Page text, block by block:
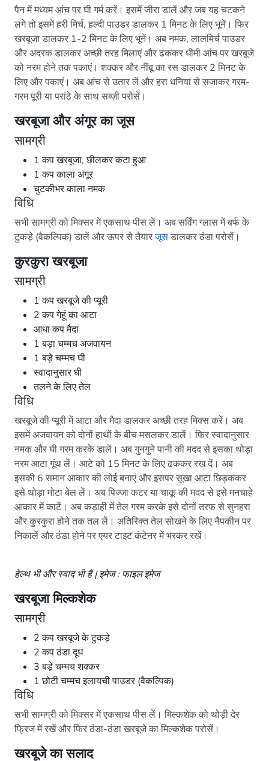
पैन में मध्यम आंच पर घी गर्म करें। इसमें जीरा डालें और जब यह चटकने
लगे तो इसमें हरी मिर्च, हल्दी पाउडर डालकर 1 मिनट के लिए भूनें। फिर
खरबूजा डालकर 1-2 मिनट के लिए भूनें। अब नमक, लालमिर्च पाउडर
और अदरक डालकर अच्छी तरह मिलाएं और ढककर धीमी आंच पर खरबूजे
को नरम होने तक पकाएं। शक्कर और नींबू का रस डालकर 2 मिनट के
लिए और पकाएं। अब आंच से उतार लें और हरा धनिया से सजाकर गरम-
गरम पूरी या परांठे के साथ सब्ज़ी परोसें।
खरबूजा और अंगूर का जूस
सामग्री
1 कप खरबूजा, छीलकर कटा हुआ
1 कप काला अंगूर
चुटकीभर काला नमक
विधि
सभी सामग्री को मिक्सर में एकसाथ पीस लें। अब सर्विंग ग्लास में बर्फ के
टुकड़े (वैकल्पिक) डालें और ऊपर से तैयारजूसडालकर ठंडा परोसें।
कुरकुरा खरबूजा
सामग्री
1 कप खरबूजे की प्यूरी
2 कप गेहूं का आटा
आधा कप मैदा
1 बड़ा चम्मच अजवायन
1 बड़े चम्मच घी
स्वादानुसार घी
तलने के लिए तेल
विधि
खरबूजे की प्यूरी में आटा और मैदा डालकर अच्छी तरह मिक्स करें। अब
इसमें अजवायन को दोनों हाथों के बीच मसलकर डालें। फिर स्वादानुसार
नमक और घी गरम करके डालें। अब गुनगुने पानी की मदद से इसका थोड़ा
नरम आटा गूंथ लें। आटे को 15 मिनट के लिए ढककर रख दें। अब
इसकी 6 समान आकार की लोई बनाएं और इसपर सूखा आटा छिड़ककर
इसे थोड़ा मोटा बेल लें। अब पिज्जा कटर या चाकू की मदद से इसे मनचाहे
आकार में काटें। अब कड़ाही में तेल गरम करके इसे दोनों तरफ से सुनहरा
और कुरकुरा होने तक तल लें। अतिरिक्त तेल सोखने के लिए नैपकीन पर
निकालें और ठंडा होने पर एयर टाइट कंटेनर में भरकर रखें।
हेल्थ भी और स्वाद भी है | इमेज : फाइल इमेज
खरबूजा मिल्कशेक
सामग्री
2 कप खरबूजे के टुकड़े
2 कप ठंडा दूध
3 बड़े चम्मच शक्कर
1 छोटी चम्मच इलायची पाउडर (वैकल्पिक)
विधि
सभी सामग्री को मिक्सर में एकसाथ पीस लें। मिल्कशेक को थोड़ी देर
फ्रिज में रखें और फिर ठंडा-ठंडा खरबूजे का मिल्कशेक परोसें।
खरबूजे का सलाद